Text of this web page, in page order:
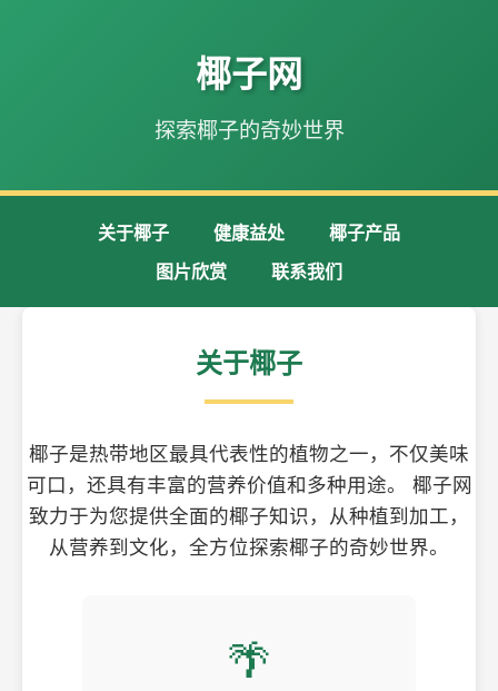
椰子网
探索椰子的奇妙世界
关于椰子 健康益处
椰子产品
图片欣赏
联系我们
关于椰子
椰子是热带地区最具代表性的植物之一，不仅美味
可口，还具有丰富的营养价值和多种用途。 椰子网
致力于为您提供全面的椰子知识，从种植到加工，
从营养到文化，全方位探索椰子的奇妙世界。
🌴